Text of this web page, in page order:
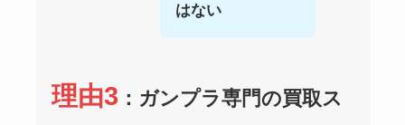
はない
理由3 ：ガンプラ専門の買取ス